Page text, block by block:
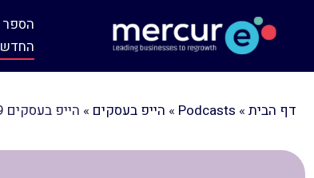
הספר
החדש
דף הבית »
Podcasts
» הייפ בעסקים » הייפ בעסקים 29- איך לבנות מותג ברשתות החברתיות